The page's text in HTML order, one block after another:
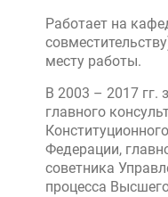
Работает на
месту работы.
В 2003 – 2017
главного
Федерации,
советника
процесса